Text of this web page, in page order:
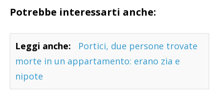
Potrebbe interessarti anche:
Leggi anche:
Portici, due persone trovate
morte in un appartamento: erano zia e
nipote